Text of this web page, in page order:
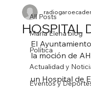
All Posts
Maria Elena blog
Política
Actualidad y
Eventos y
HOSPITAL
El
la moción de
un Hospital de